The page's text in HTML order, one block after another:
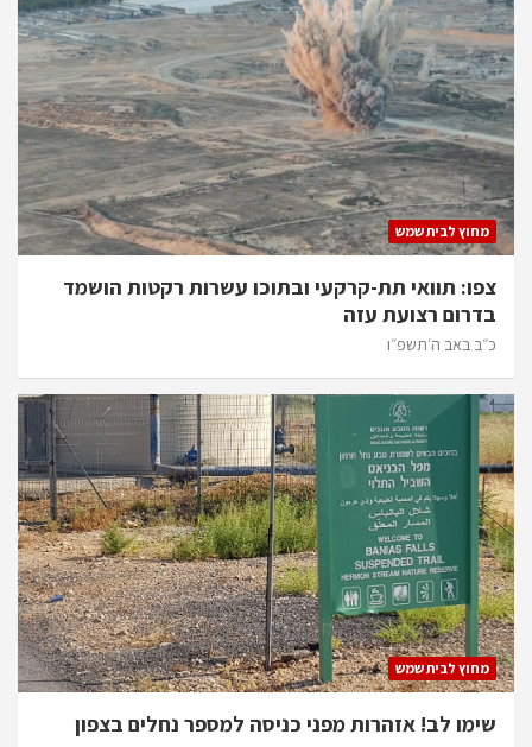
מחוץ לבית שמש
צפו: תוואי תת-קרקעי ובתוכו עשרות רקטות הושמד
בדרום רצועת עזה
כ״ב באב ה׳תשפ״ו
מחוץ לבית שמש
שימו לב! אזהרות מפני כניסה למספר נחלים בצפון